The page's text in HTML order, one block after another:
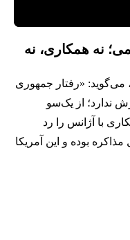
نه همکاری، نه
«رفتار جمهوری
ندارد؛ از یک‌سو
با آژانس را رد
بوده و این آمریکا